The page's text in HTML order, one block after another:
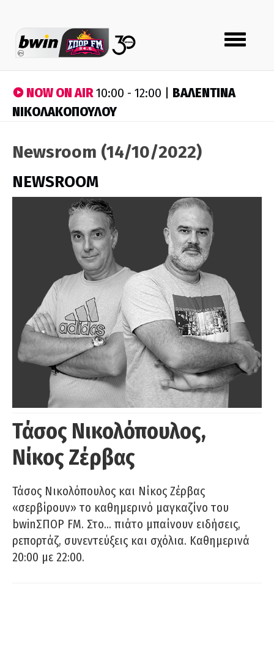
Toggle
navigation
NOW ON AIR10:00 - 12:00 | ΒΑΛΕΝΤΙΝΑ
ΝΙΚΟΛΑΚΟΠΟΥΛΟΥ
Newsroom (14/10/2022)
NEWSROOM
Τάσος Νικολόπουλος,
Νίκος Ζέρβας
Τάσος Νικολόπουλος και Νίκος Ζέρβας
«σερβίρουν» το καθημερινό μαγκαζίνο του
bwinΣΠΟΡ FM. Στο… πιάτο μπαίνουν ειδήσεις,
ρεπορτάζ, συνεντεύξεις και σχόλια. Καθημερινά
20:00 με 22:00.